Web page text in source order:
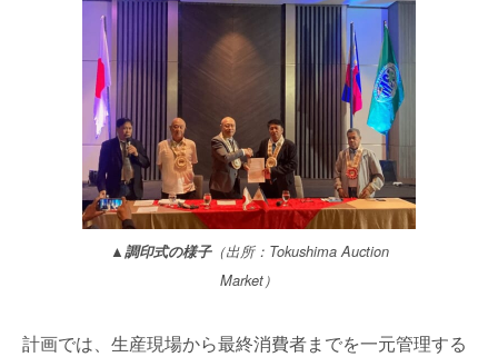
▲調印式の様子（出所：Tokushima Auction
Market）
計画では、生産現場から最終消費者までを一元管理する